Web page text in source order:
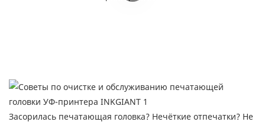
Засорилась печатающая головка? Нечёткие отпечатки? Не